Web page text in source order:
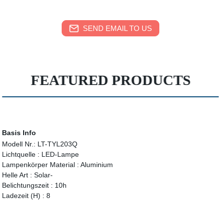
SEND EMAIL TO US
FEATURED PRODUCTS
Basis Info
Modell Nr.: LT-TYL203Q
Lichtquelle : LED-Lampe
Lampenkörper Material : Aluminium
Helle Art : Solar-
Belichtungszeit : 10h
Ladezeit (H) : 8